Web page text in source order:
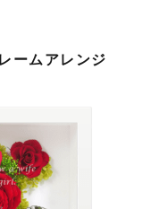
ームアレンジ